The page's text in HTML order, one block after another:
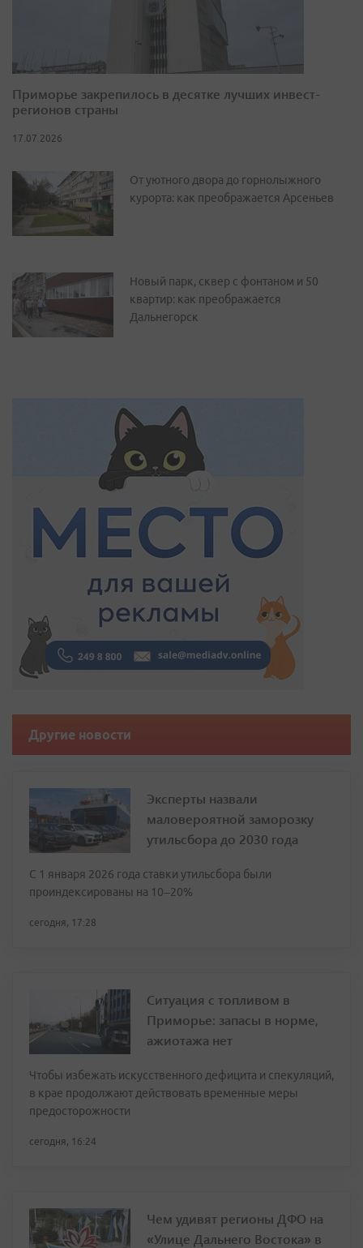
Приморье закрепилось в десятке лучших инвест-
регионов страны
17.07.2026
От уютного двора до горнолыжного
курорта: как преображается Арсеньев
Новый парк, сквер с фонтаном и 50
квартир: как преображается
Дальнегорск
Другие новости
Эксперты назвали
маловероятной заморозку
утильсбора до 2030 года
С 1 января 2026 года ставки утильсбора были
проиндексированы на 10–20%
сегодня, 17:28
Ситуация с топливом в
Приморье: запасы в норме,
ажиотажа нет
Чтобы избежать искусственного дефицита и спекуляций,
в крае продолжают действовать временные меры
предосторожности
сегодня, 16:24
Чем удивят регионы ДФО на
«Улице Дальнего Востока» в